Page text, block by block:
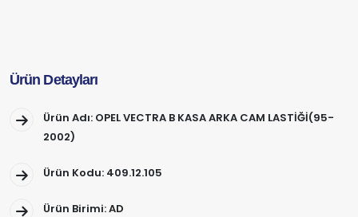
Ürün Detayları
Ürün Adı: OPEL VECTRA B KASA ARKA CAM LASTİĞİ(95-
2002)
Ürün Kodu: 409.12.105
Ürün Birimi: AD